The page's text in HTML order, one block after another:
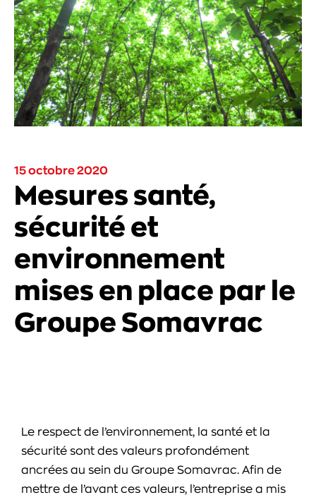
15 octobre 2020
Mesures santé,
sécurité et
environnement
mises en place par le
Groupe Somavrac
Le respect de l’environnement, la santé et la
sécurité sont des valeurs profondément
ancrées au sein du Groupe Somavrac. Afin de
mettre de l’avant ces valeurs, l’entreprise a mis